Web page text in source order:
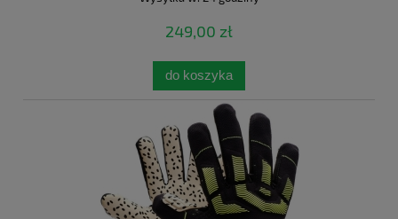
249,00 zł
do koszyka